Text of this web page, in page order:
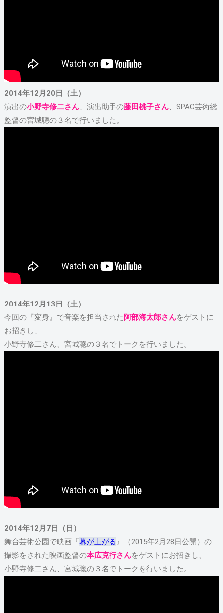
2014年12月20日（土）
演出の小野寺修二さん、演出助手の藤田桃子さん、SPAC芸術総
監督の宮城聰の３名で行いました。
2014年12月13日（土）
今回の『変身』で音楽を担当された 阿部海太郎さんをゲストに
お招きし、
小野寺修二さん、宮城聰の３名でトークを行いました。
2014年12月7日（日）
舞台芸術公園で映画『幕が上がる 』（2015年2月28日公開）の
撮影をされた映画監督の本広克行さんをゲストにお招きし、
小野寺修二さん、宮城聰の３名でトークを行いました。